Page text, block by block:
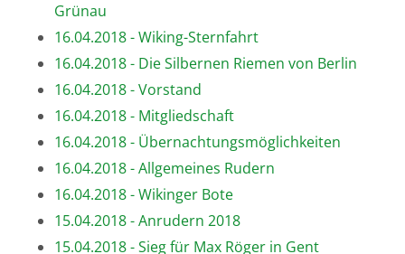
Grünau
16.04.2018 - Wiking-Sternfahrt
16.04.2018 - Die Silbernen Riemen von Berlin
16.04.2018 - Vorstand
16.04.2018 - Mitgliedschaft
16.04.2018 - Übernachtungsmöglichkeiten
16.04.2018 - Allgemeines Rudern
16.04.2018 - Wikinger Bote
15.04.2018 - Anrudern 2018
15.04.2018 - Sieg für Max Röger in Gent